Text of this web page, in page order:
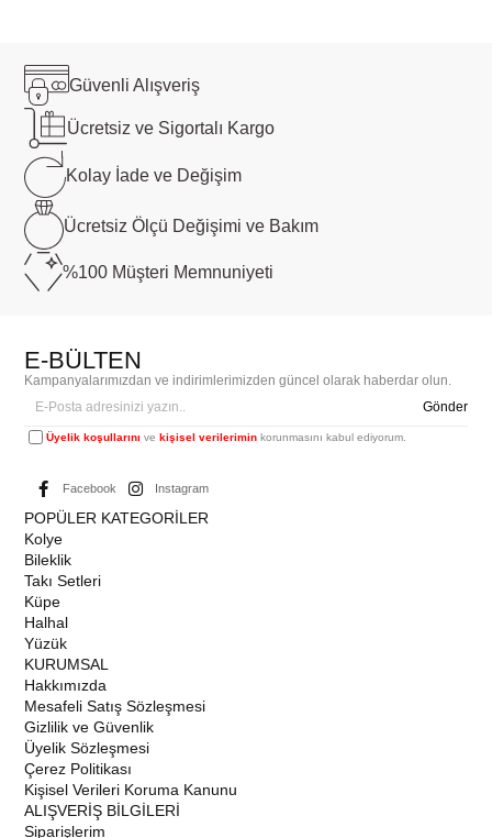
Güvenli Alışveriş
Ücretsiz ve Sigortalı Kargo
Kolay İade ve Değişim
Ücretsiz Ölçü Değişimi ve Bakım
%100 Müşteri Memnuniyeti
E-BÜLTEN
Kampanyalarımızdan ve indirimlerimizden güncel olarak haberdar olun.
Gönder
Üyelik koşullarını vekişisel verilerimin korunmasını kabul ediyorum.
Facebook Instagram
POPÜLER KATEGORİLER
Kolye
Bileklik
Takı Setleri
Küpe
Halhal
Yüzük
KURUMSAL
Hakkımızda
Mesafeli Satış Sözleşmesi
Gizlilik ve Güvenlik
Üyelik Sözleşmesi
Çerez Politikası
Kişisel Verileri Koruma Kanunu
ALIŞVERİŞ BİLGİLERİ
Siparişlerim